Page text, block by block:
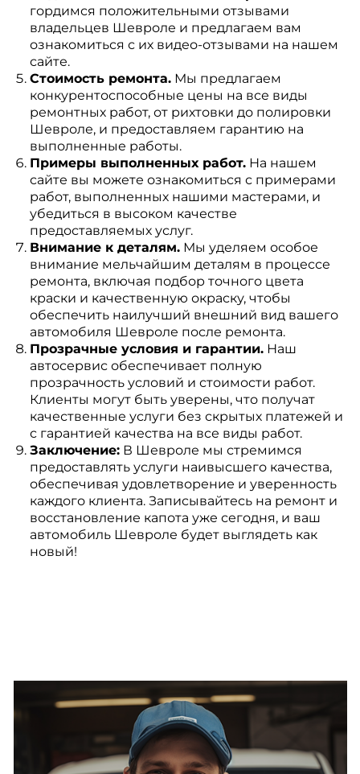
гордимся положительными отзывами
владельцев Шевроле и предлагаем вам
ознакомиться с их видео-отзывами на нашем
сайте.
Стоимость ремонта.Мы предлагаем
конкурентоспособные цены на все виды
ремонтных работ, от рихтовки до полировки
Шевроле, и предоставляем гарантию на
выполненные работы.
Примеры выполненных работ.На нашем
сайте вы можете ознакомиться с примерами
работ, выполненных нашими мастерами, и
убедиться в высоком качестве
предоставляемых услуг.
Внимание к деталям.Мы уделяем особое
внимание мельчайшим деталям в процессе
ремонта, включая подбор точного цвета
краски и качественную окраску, чтобы
обеспечить наилучший внешний вид вашего
автомобиля Шевроле после ремонта.
Прозрачные условия и гарантии.Наш
автосервис обеспечивает полную
прозрачность условий и стоимости работ.
Клиенты могут быть уверены, что получат
качественные услуги без скрытых платежей и
с гарантией качества на все виды работ.
Заключение:В Шевроле мы стремимся
предоставлять услуги наивысшего качества,
обеспечивая удовлетворение и уверенность
каждого клиента. Записывайтесь на ремонт и
восстановление капота уже сегодня, и ваш
автомобиль Шевроле будет выглядеть как
новый!